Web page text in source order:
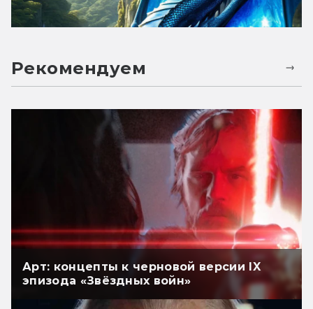
Рекомендуем
Арт: концепты к черновой версии IX
эпизода «Звёздных войн»